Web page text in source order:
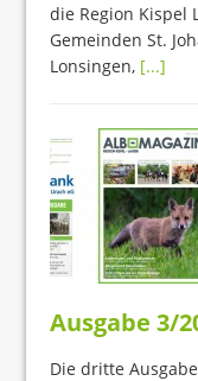
die Region Kispel
Gemeinden St.
Lonsingen, [...]
Ausgabe 3/
Die dritte